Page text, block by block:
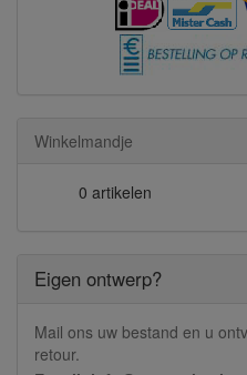
Winkelmandje
0 artikelen
Eigen ontwerp?
Mail ons uw bestand en u
retour.